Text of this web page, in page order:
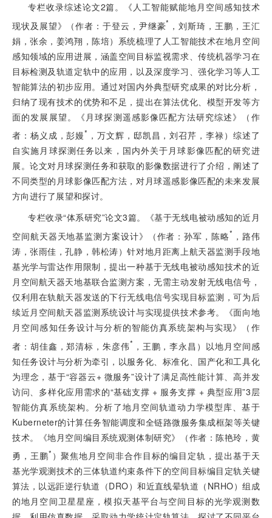
专栏收录综述论文2篇。《人工智能赋能地月空间感知技术
现状及展望》（作者：于登云，尹继豪* ，刘斯琦，王鹏，王汇
娟，张余，姜鸿翔，陈培）系统梳理了人工智能技术在地月空间
感知领域的应用进展，涵盖空间目标监视需求、传统机器学习在
目标检测及轨道定轨中的应用，以及深度学习、强化学习等人工
智能算法的初步应用。通过对国内外典型研究成果的对比分析，
归纳了现有技术的优势和不足，提出在算法优化、模型开发等方
面的发展展望。《月球探测遥感影像匹配方法研究综述》（作
者：杨义成，彭嫚* ，万文辉，邸凯昌，刘召芹，李禄）综述了
自实施月球探测任务以来，国内外关于月球影像匹配的研究进
展。论文对月球探测任务和获取的影像数据进行了介绍，阐述了
不同类型的月球影像匹配方法，对月球遥感影像匹配的未来发展
方向进行了展望和探讨。
专栏收录“体系研究”论文3篇。《基于无线电被动感知的近月
空间航天器天地基监测方案设计》（作者：孙军，陈略* ，路伟
涛，张雨佳，孔静，韩松涛）针对地月距离上航天器监测手段地
基光学与雷达作用限制，提出一种基于无线电被动感知技术的近
月空间航天器天地基联合监测方案，无需主动发射无线电信号，
仅利用在轨航天器发送的下行无线电信号实现目标监测，可为后
续近月空间航天器监测系统设计与实现提供技术参考。《面向地
月空间感知任务设计与分析的智能仿真系统架构与实现》（作
者：胡佳鑫，郑清标，朱彦伟* ，王鹏，李永昌）以地月空间感
知任务设计与分析为牵引，以服务化、标准化、国产化和工具化
为理念，基于“容器云+ 微服务”设计了满足高性能计算、高并发
访问、多样化应用需求的“基础支撑 + 服务支撑 + 典型应用”3层
智能仿真系统架构。分析了地月空间轨道动力学模型库、基于
Kuberneter的计算任务智能调度和全链路微服务集成框架等关键
技术。《地月空间编目系统观测体制研究》（作者：陈艳玲，黄
勇，王鹏* ）聚焦地月空间非合作目标的编目定轨，提出基于天
基光学观测技术的三体轨道约束条件下的空间目标编目定轨关键
算法，以远距逆行轨道（DRO）和近直线晕轨道（NRHO）组成
的地月空间卫星星座，模拟天基平台与空间目标的光学观测数